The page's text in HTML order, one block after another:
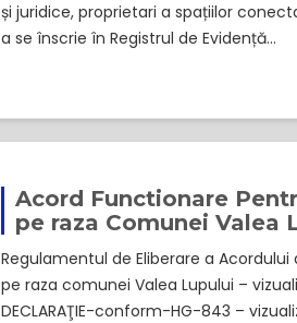
și juridice, proprietari a spațiilor
a se înscrie în Registrul de Evidență…
Acord Functionare
pe raza Comunei Valea
Regulamentul de Eliberare a
pe raza comunei Valea Lupului –
DECLARAŢIE-conform-HG-843 –